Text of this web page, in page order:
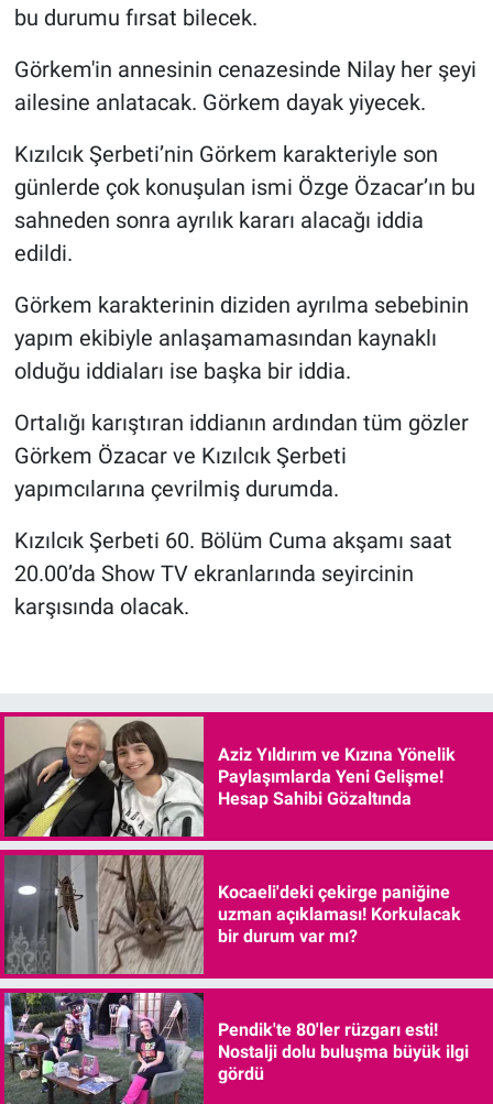
bu durumu fırsat bilecek.
Görkem'in annesinin cenazesinde Nilay her şeyi
ailesine anlatacak. Görkem dayak yiyecek.
Kızılcık Şerbeti’nin Görkem karakteriyle son
günlerde çok konuşulan ismi Özge Özacar’ın bu
sahneden sonra ayrılık kararı alacağı iddia
edildi.
Görkem karakterinin diziden ayrılma sebebinin
yapım ekibiyle anlaşamamasından kaynaklı
olduğu iddiaları ise başka bir iddia.
Ortalığı karıştıran iddianın ardından tüm gözler
Görkem Özacar ve Kızılcık Şerbeti
yapımcılarına çevrilmiş durumda.
Kızılcık Şerbeti 60. Bölüm Cuma akşamı saat
20.00’da Show TV ekranlarında seyircinin
karşısında olacak.
Aziz Yıldırım ve Kızına Yönelik
Paylaşımlarda Yeni Gelişme!
Hesap Sahibi Gözaltında
Kocaeli'deki çekirge paniğine
uzman açıklaması! Korkulacak
bir durum var mı?
Pendik'te 80'ler rüzgarı esti!
Nostalji dolu buluşma büyük ilgi
gördü